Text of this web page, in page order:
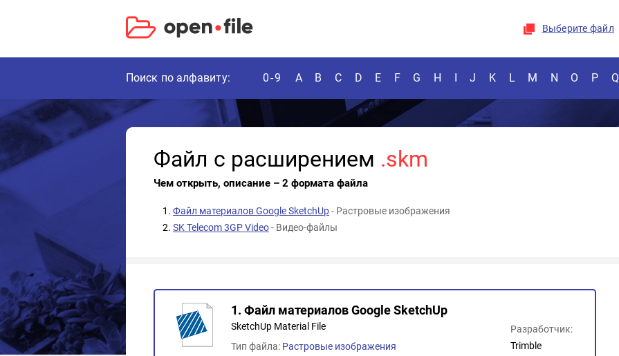
Выберите файл
Поиск по алфавиту: 0-9 A B C D E F G H I J K L M N O P Q
Файл с расширением .skm
Чем открыть, описание – 2 формата файла
Файл материалов Google SketchUp- Растровые изображения
SK Telecom 3GP Video- Видео-файлы
1. Файл материалов Google SketchUp
SketchUp Material File
Тип файла: Растровые изображения
Разработчик:
Trimble